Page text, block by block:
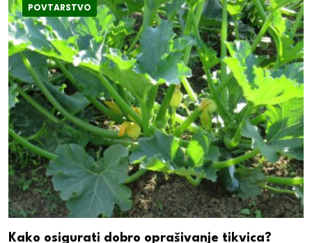
POVTARSTVO
Kako osigurati dobro oprašivanje tikvica?